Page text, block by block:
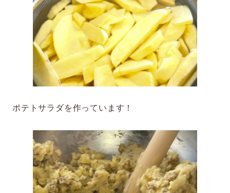
ポテトサラダを作っています！